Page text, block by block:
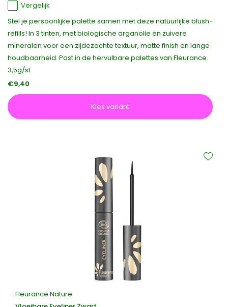
Vergelijk
Stel je persoonlijke palette samen met deze natuurlijke blush-
refills! In 3 tinten, met biologische arganolie en zuivere
mineralen voor een zijdezachte textuur, matte finish en lange
houdbaarheid. Past in de hervulbare palettes van Fleurance.
3,5g/st
€9,40
Kies variant
Fleurance Nature